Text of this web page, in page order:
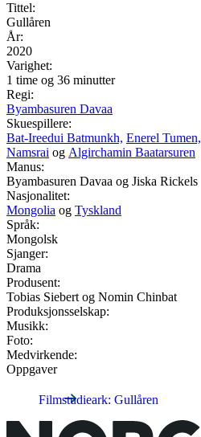
Tittel:
Gullåren
År:
2020
Varighet:
1 time og 36 minutter
Regi:
Byambasuren Davaa
Skuespillere:
Bat-Ireedui Batmunkh, Enerel Tumen,
Namsrai og Algirchamin Baatarsuren
Manus:
Byambasuren Davaa og Jiska Rickels
Nasjonalitet:
Mongolia og Tyskland
Språk:
Mongolsk
Sjanger:
Drama
Produsent:
Tobias Siebert og Nomin Chinbat
Produksjonsselskap:
Musikk:
Foto:
Medvirkende:
Oppgaver
Filmstudieark: Gullåren